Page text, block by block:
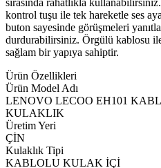
kontrol tuşu ile tek hareketle ses
buton sayesinde görüşmeleri
durdurabilirsiniz. Örgülü kablosu
sağlam bir yapıya sahiptir.
Ürün Özellikleri
Ürün Model Adı
LENOVO LECOO EH101
KULAKLIK
Üretim Yeri
ÇİN
Kulaklık Tipi
KABLOLU KULAK İÇİ